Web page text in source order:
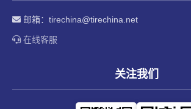
邮箱： tirechina@tirechina.net
在线客服
关注我们